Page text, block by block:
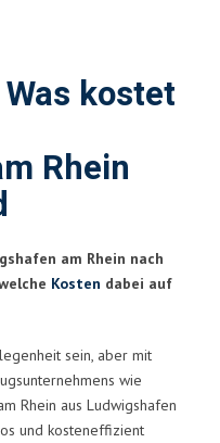
kostet
Rhein
am Rhein nach
Kosten dabei auf
sein, aber mit
wie
Rhein aus Ludwigshafen
und kosteneffizient